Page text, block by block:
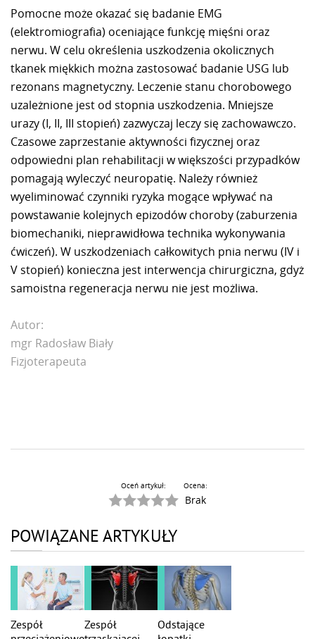
Pomocne może okazać się badanie EMG
(elektromiografia) oceniające funkcję mięśni oraz
nerwu. W celu określenia uszkodzenia okolicznych
tkanek miękkich można zastosować badanie USG lub
rezonans magnetyczny. Leczenie stanu chorobowego
uzależnione jest od stopnia uszkodzenia. Mniejsze
urazy (I, II, III stopień) zazwyczaj leczy się zachowawczo.
Czasowe zaprzestanie aktywności fizycznej oraz
odpowiedni plan rehabilitacji w większości przypadków
pomagają wyleczyć neuropatię. Należy również
wyeliminować czynniki ryzyka mogące wpływać na
powstawanie kolejnych epizodów choroby (zaburzenia
biomechaniki, nieprawidłowa technika wykonywania
ćwiczeń). W uszkodzeniach całkowitych pnia nerwu (IV i
V stopień) konieczna jest interwencja chirurgiczna, gdyż
samoistna regeneracja nerwu nie jest możliwa.
Autor:
mgr Radosław Biały
Fizjoterapeuta
Oceń artykuł: Ocena:
Brak
POWIĄZANE ARTYKUŁY
Zespół
Zespół
Odstające